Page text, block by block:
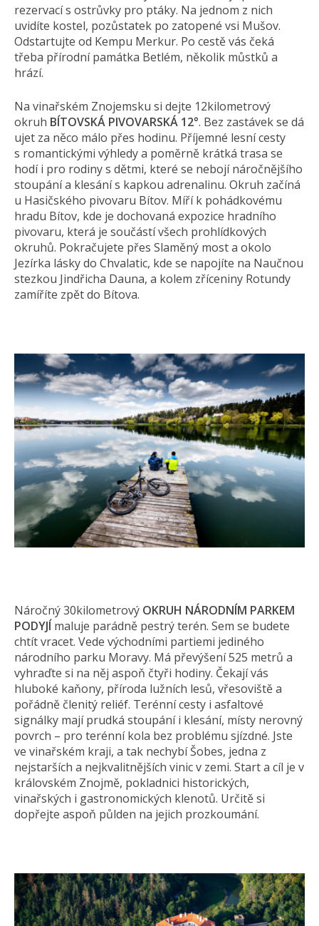
rezervací s ostrůvky pro ptáky. Na jednom z nich
uvidíte kostel, pozůstatek po zatopené vsi Mušov.
Odstartujte od Kempu Merkur. Po cestě vás čeká
třeba přírodní památka Betlém, několik můstků a
hrází.
Na vinařském Znojemsku si dejte 12kilometrový
okruh BÍTOVSKÁ PIVOVARSKÁ 12°. Bez zastávek se dá
ujet za něco málo přes hodinu. Příjemné lesní cesty
s romantickými výhledy a poměrně krátká trasa se
hodí i pro rodiny s dětmi, které se nebojí náročnějšího
stoupání a klesání s kapkou adrenalinu. Okruh začíná
u Hasičského pivovaru Bítov. Míří k pohádkovému
hradu Bítov, kde je dochovaná expozice hradního
pivovaru, která je součástí všech prohlídkových
okruhů. Pokračujete přes Slaměný most a okolo
Jezírka lásky do Chvalatic, kde se napojíte na Naučnou
stezkou Jindřicha Dauna, a kolem zříceniny Rotundy
zamíříte zpět do Bítova.
Náročný 30kilometrový OKRUH NÁRODNÍM PARKEM
PODYJÍ maluje parádně pestrý terén. Sem se budete
chtít vracet. Vede východními partiemi jediného
národního parku Moravy. Má převýšení 525 metrů a
vyhraďte si na něj aspoň čtyři hodiny. Čekají vás
hluboké kaňony, příroda lužních lesů, vřesoviště a
pořádně členitý reliéf. Terénní cesty i asfaltové
signálky mají prudká stoupání i klesání, místy nerovný
povrch – pro terénní kola bez problému sjízdné. Jste
ve vinařském kraji, a tak nechybí Šobes, jedna z
nejstarších a nejkvalitnějších vinic v zemi. Start a cíl je v
královském Znojmě, pokladnici historických,
vinařských i gastronomických klenotů. Určitě si
dopřejte aspoň půlden na jejich prozkoumání.